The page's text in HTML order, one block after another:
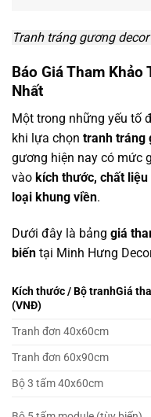
Tranh tráng gương
Báo Giá Tham
Nhất
Một trong những yếu tố
khi lựa chọn tranh tráng
gương hiện nay có mức
vào kích thước, chất
loại khung viền.
Dưới đây là bảng giá
biến tại Minh Hưng
Kích thước / Bộ tranhGiá
(VNĐ)
Tranh đơn 40x60cm
Tranh đơn 60x90cm
Bộ 3 tấm 40x60cm